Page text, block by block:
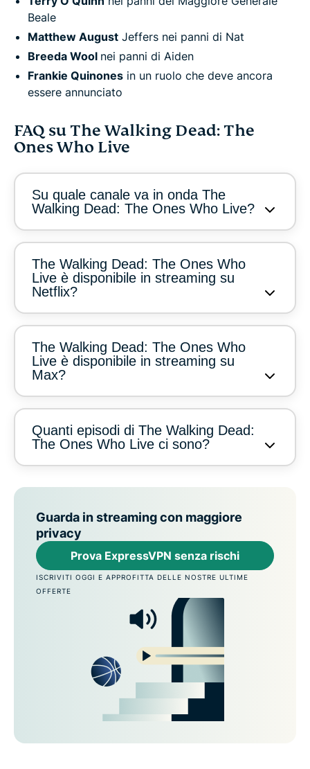
Beale
Matthew August Jeffers nei panni di Nat
Breeda Wool nei panni di Aiden
Frankie Quinones in un ruolo che deve ancora
essere annunciato
FAQ su The Walking Dead: The
Ones Who Live
Su quale canale va in onda The
Walking Dead: The Ones Who Live?
The Walking Dead: The Ones Who
Live è disponibile in streaming su
Netflix?
The Walking Dead: The Ones Who
Live è disponibile in streaming su
Max?
Quanti episodi di The Walking Dead:
The Ones Who Live ci sono?
Guarda in streaming con maggiore
privacy
Prova ExpressVPN senza rischi
ISCRIVITI OGGI E APPROFITTA DELLE NOSTRE ULTIME
OFFERTE